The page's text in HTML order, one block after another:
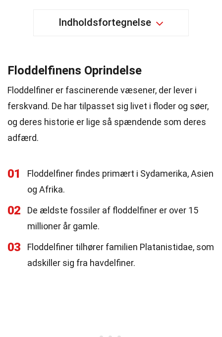
Indholdsfortegnelse
Floddelfinens Oprindelse
Floddelfiner er fascinerende væsener, der lever i
ferskvand. De har tilpasset sig livet i floder og søer,
og deres historie er lige så spændende som deres
adfærd.
01
Floddelfiner findes primært i Sydamerika, Asien
og Afrika.
02
De ældste fossiler af floddelfiner er over 15
millioner år gamle.
03
Floddelfiner tilhører familien Platanistidae, som
adskiller sig fra havdelfiner.